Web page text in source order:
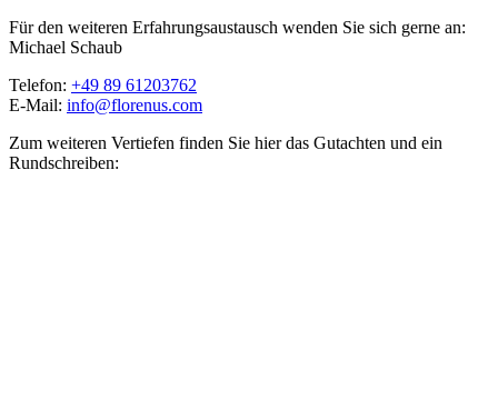
Für den weiteren Erfahrungsaustausch wenden Sie sich gerne an:
Michael Schaub
Telefon: +49 89 61203762
E-Mail: info@florenus.com
Zum weiteren Vertiefen finden Sie hier das Gutachten und ein
Rundschreiben: